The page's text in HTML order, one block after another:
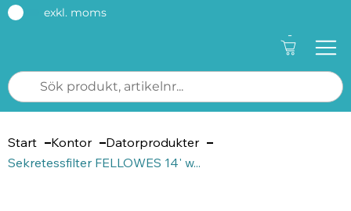
exkl. moms
-
Start Kontor
Datorprodukter
Sekretessfilter FELLOWES 14' w...